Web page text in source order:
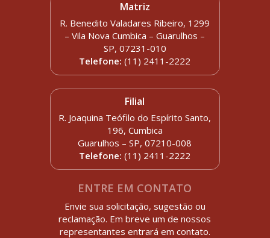
Matriz
R. Benedito Valadares Ribeiro, 1299
– Vila Nova Cumbica – Guarulhos –
SP, 07231-010
Telefone:(11) 2411-2222
Filial
R. Joaquina Teófilo do Espírito Santo,
196, Cumbica
Guarulhos – SP, 07210-008
Telefone: (11) 2411-2222
ENTRE EM CONTATO
Envie sua solicitação, sugestão ou
reclamação. Em breve um de nossos
representantes entrará em contato.